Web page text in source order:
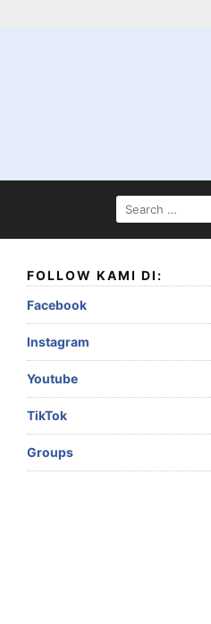
SEARCH
FOR:
FOLLOW KAMI DI:
Facebook
Instagram
Youtube
TikTok
Groups